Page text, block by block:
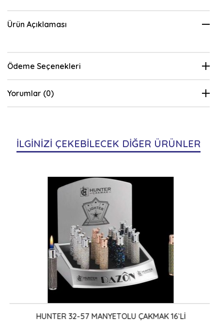
Ürün Açıklaması
Ödeme Seçenekleri
Yorumlar (0)
İLGİNİZİ ÇEKEBİLECEK DİĞER ÜRÜNLER
HUNTER 32-57 MANYETOLU ÇAKMAK 16`Lİ